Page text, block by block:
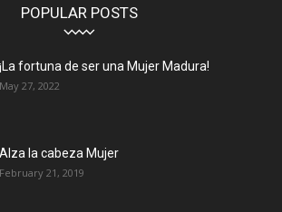
POPULAR POSTS
¡La fortuna de ser una Mujer Madura!
May 27, 2022
Alza la cabeza Mujer
February 21, 2019